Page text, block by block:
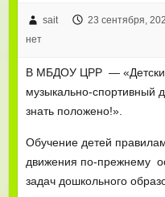
sait 23 сентября,
нет
В МБДОУ ЦРР —
музыкально-спортивный
знать положено!».
Обучение детей
движения по-прежнему
задач дошкольного